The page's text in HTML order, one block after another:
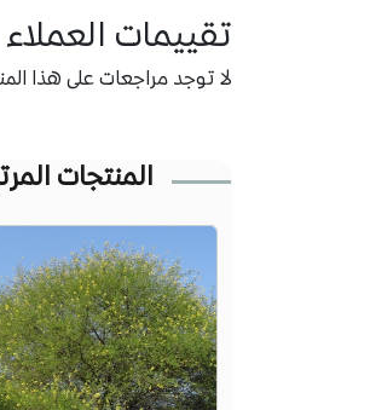
تقييمات العملاء
لا توجد مراجعات على هذا
المنتجات